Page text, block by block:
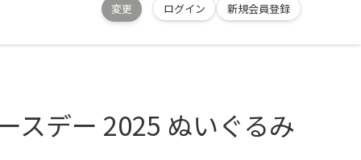
変更 ログイン 新規会員登録
スデー 2025 ぬいぐるみ